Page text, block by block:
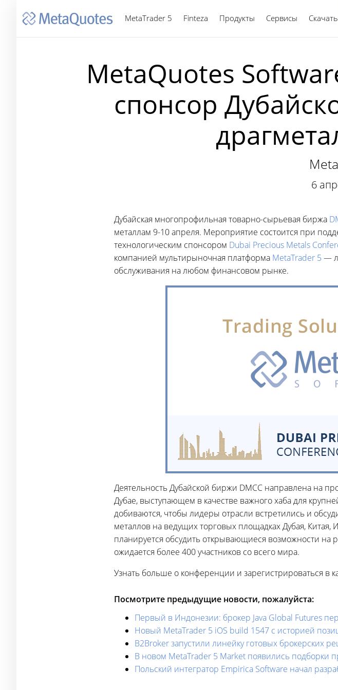
MetaTrader 5 Finteza Продукты Сервисы Скачать
MetaQuotes
спонсор
6
Дубайская многопрофильная товарно-сырьевая биржа
металлам 9-10 апреля. Мероприятие состоится при
технологическим спонсором Dubai Precious Metals
компанией мультирыночная платформа MetaTrader 5 —
обслуживания на любом финансовом рынке.
Деятельность Дубайской биржи DMCC направлена на
Дубае, выступающем в качестве важного хаба для
добиваются, чтобы лидеры отрасли встретились и
металлов на ведущих торговых площадках Дубая,
планируется обсудить открывающиеся возможности
ожидается более 400 участников со всего мира.
Узнать больше о конференции и зарегистрироваться в
Посмотрите предыдущие новости, пожалуйста:
Первый в Индонезии: брокер Java Global Futures
Новый MetaTrader 5 iOS build 1547 с историей
B2Broker запустили линейку готовых брокерских
В новом MetaTrader 5 Market появились подборки
Польский интегратор Empirica Software начал